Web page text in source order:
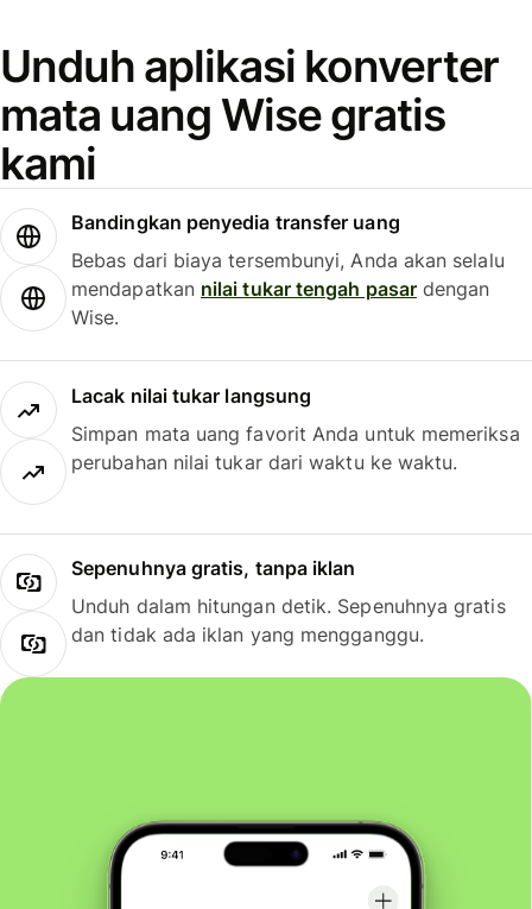
Unduh aplikasi konverter
mata uang Wise gratis
kami
Bandingkan penyedia transfer uang
Bebas dari biaya tersembunyi, Anda akan selalu
mendapatkan nilai tukar tengah pasardengan
Wise.
Lacak nilai tukar langsung
Simpan mata uang favorit Anda untuk memeriksa
perubahan nilai tukar dari waktu ke waktu.
Sepenuhnya gratis, tanpa iklan
Unduh dalam hitungan detik. Sepenuhnya gratis
dan tidak ada iklan yang mengganggu.